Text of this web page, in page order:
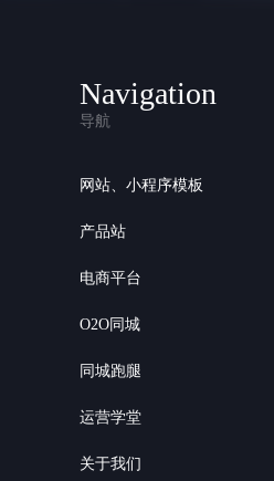
Navigation
导航
网站、小程序模板
产品站
电商平台
O2O同城
同城跑腿
运营学堂
关于我们